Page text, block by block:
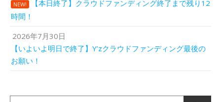
NEW!
【本日終了】クラウドファンディング終了まで残り12
時間！
2026年7月30日
【いよいよ明日で終了】Y’zクラウドファンディング最後の
お願い！